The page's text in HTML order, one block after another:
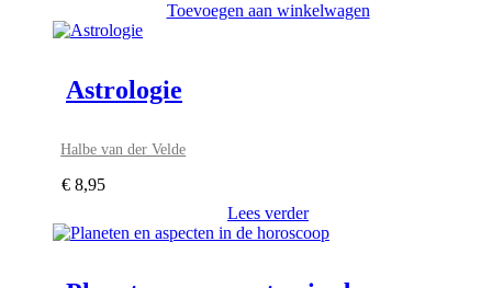
Toevoegen aan winkelwagen
Astrologie
Halbe van der Velde
€ 8,95
Lees verder